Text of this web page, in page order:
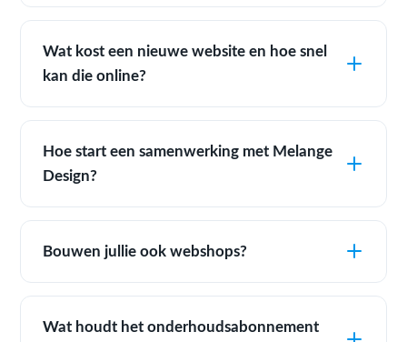
Wat kost een nieuwe website en hoe snel
kan die online?
Hoe start een samenwerking met Melange
Design?
Bouwen jullie ook webshops?
Wat houdt het onderhoudsabonnement